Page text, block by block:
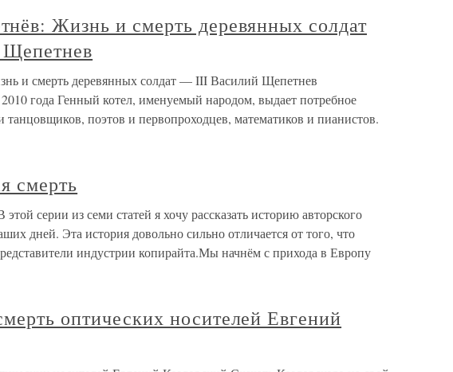
Жизнь и смерть деревянных солдат
и смерть деревянных солдат — III Василий Щепетнев
года Генный котел, именуемый народом, выдает потребное
танцовщиков, поэтов и первопроходцев, математиков и пианистов.
смерть
серии из семи статей я хочу рассказать историю авторского
дней. Эта история довольно сильно отличается от того, что
индустрии копирайта.Мы начнём с прихода в Европу
оптических носителей Евгений